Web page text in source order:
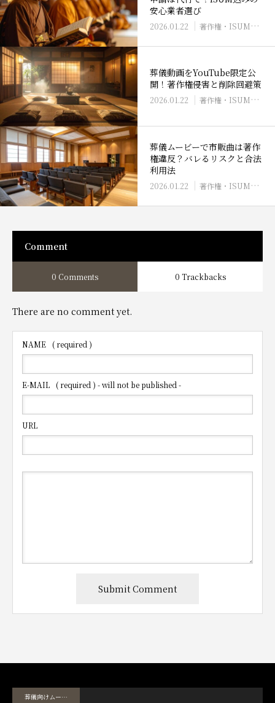
安心業者選び
2026.01.22 著作権・ISUM申請・フリー音源
葬儀動画をYouTube限定公
開！著作権侵害と削除回避策
2026.01.22 著作権・ISUM申請・フリー音源
葬儀ムービーで市販曲は著作
権違反？バレるリスクと合法
利用法
2026.01.22 著作権・ISUM申請・フリー音源
Comment
0 Comments 0 Trackbacks
There are no comment yet.
NAME ( required )
E-MAIL ( required ) - will not be published -
URL
葬儀向けムービーテンプレート